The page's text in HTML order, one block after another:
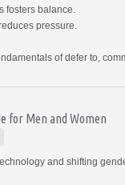
fosters balance.
pressure.
of defer to,
for Men and Women
and shifting